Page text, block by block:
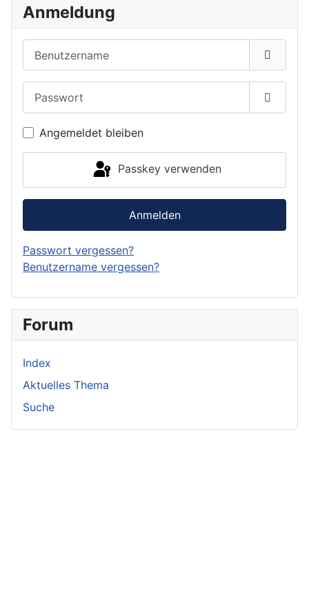
Anmeldung
Angemeldet bleiben
Passkey verwenden
Anmelden
Passwort vergessen?
Benutzername vergessen?
Forum
Index
Aktuelles Thema
Suche